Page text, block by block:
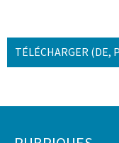
TÉLÉCHARGER(DE,